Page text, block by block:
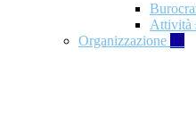
Attività
Organizzazione 10